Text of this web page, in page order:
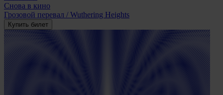
Снова в кино
Грозовой перевал / Wuthering Heights
Купить билет